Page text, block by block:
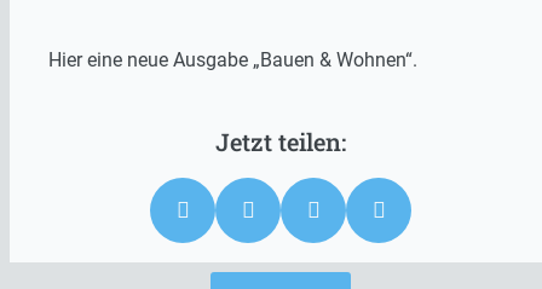
Hier eine neue Ausgabe „Bauen & Wohnen“.